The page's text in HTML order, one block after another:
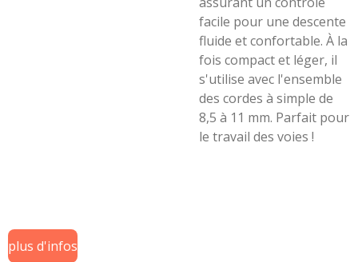
facile pour une descente
fluide et confortable. À la
fois compact et léger, il
s'utilise avec l'ensemble
des cordes à simple de
8,5 à 11 mm. Parfait pour
le travail des voies !
plus d'infos